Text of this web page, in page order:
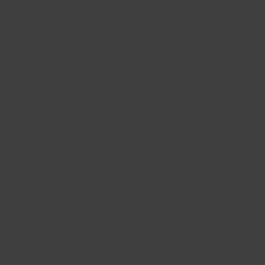
Datenschutzerklärung.
personenbezogene
Europäischen
der übermittelten